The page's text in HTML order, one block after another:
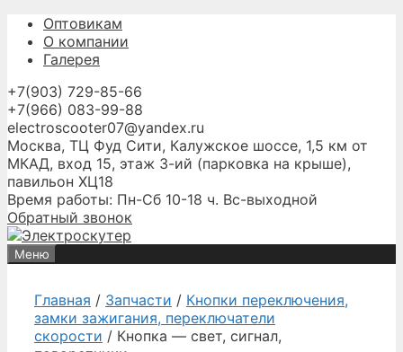
Перейти
содержимому
Оптовикам
О компании
Галерея
+7(903) 729-85-66
+7(966) 083-99-88
electroscooter07@yandex.ru
Москва, ТЦ Фуд Сити, Калужское шоссе, 1,5 км от
МКАД, вход 15, этаж 3-ий (парковка на крыше),
павильон ХЦ18
Время работы: Пн-Сб 10-18 ч. Вс-выходной
Обратный звонок
Меню
Главная / Запчасти / Кнопки переключения,
замки зажигания, переключатели
скорости / Кнопка — свет, сигнал,